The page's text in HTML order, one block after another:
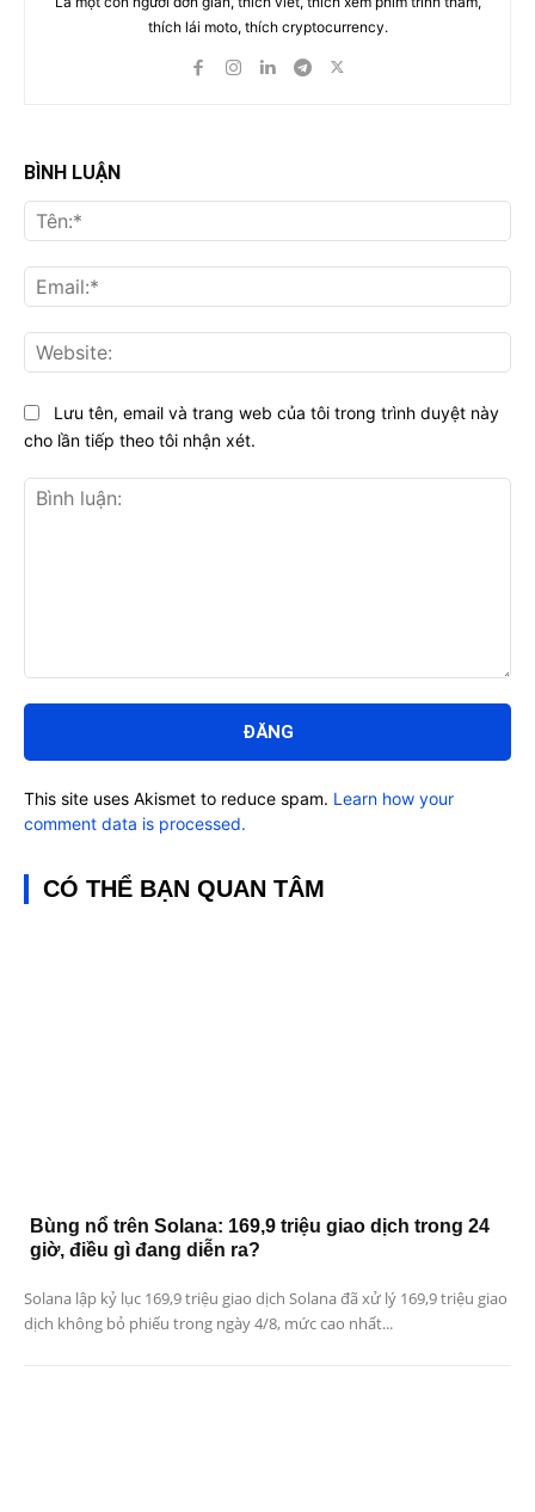
thích lái moto, thích cryptocurrency.
BÌNH LUẬN
luận:
Lưu tên, email và trang web của tôi trong trình duyệt này
cho lần tiếp theo tôi nhận xét.
This site uses Akismet to reduce spam. Learn how your
comment data is processed.
CÓ THỂ BẠN QUAN TÂM
Bùng nổ trên Solana: 169,9 triệu giao dịch trong 24
giờ, điều gì đang diễn ra?
Solana lập kỷ lục 169,9 triệu giao dịch Solana đã xử lý 169,9 triệu giao
dịch không bỏ phiếu trong ngày 4/8, mức cao nhất...